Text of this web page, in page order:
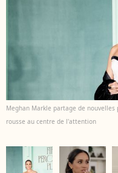
Meghan Markle partage de
rousse au centre de l'attention